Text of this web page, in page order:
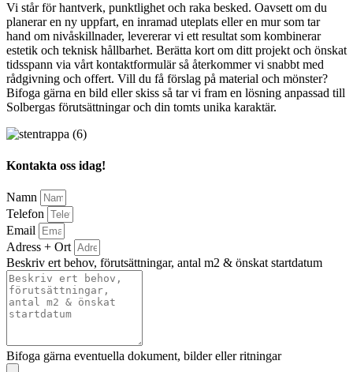
Vi står för hantverk, punktlighet och raka besked. Oavsett om du
planerar en ny uppfart, en inramad uteplats eller en mur som tar
hand om nivåskillnader, levererar vi ett resultat som kombinerar
estetik och teknisk hållbarhet. Berätta kort om ditt projekt och önskat
tidsspann via vårt kontaktformulär så återkommer vi snabbt med
rådgivning och offert. Vill du få förslag på material och mönster?
Bifoga gärna en bild eller skiss så tar vi fram en lösning anpassad till
Solbergas förutsättningar och din tomts unika karaktär.
Kontakta oss idag!
Namn
Telefon
Email
Adress + Ort
Beskriv ert behov, förutsättningar, antal m2 & önskat startdatum
Bifoga gärna eventuella dokument, bilder eller ritningar